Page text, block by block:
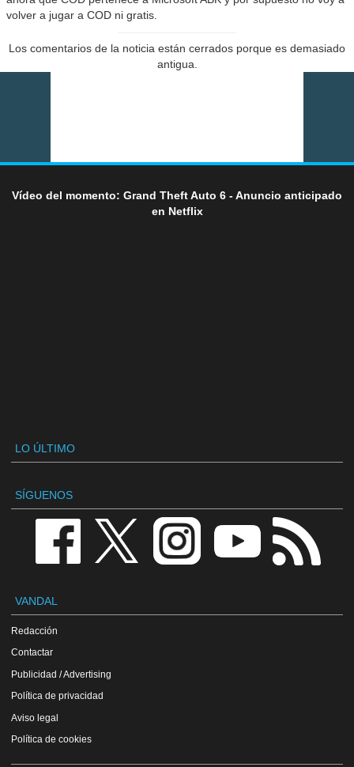
volver a jugar a COD ni gratis.
Los comentarios de la noticia están cerrados porque es demasiado
antigua.
Vídeo del momento: Grand Theft Auto 6 - Anuncio anticipado
en Netflix
LO ÚLTIMO
SÍGUENOS
VANDAL
Redacción
Contactar
Publicidad / Advertising
Política de privacidad
Aviso legal
Política de cookies